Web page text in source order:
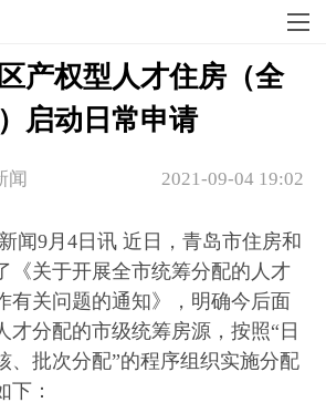
产权型人才住房（全
启动日常申请
2021-09-04 19:02
闻
闻9月4日讯 近日，青岛市住房和
《关于开展全市统筹分配的人才
有关问题的通知》，明确今后面
才分配的市级统筹房源，按照“日
、批次分配”的程序组织实施分配
下：